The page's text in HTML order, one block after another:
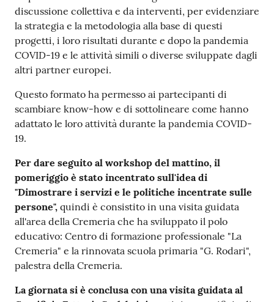
discussione collettiva e da interventi, per evidenziare
la strategia e la metodologia alla base di questi
progetti, i loro risultati durante e dopo la pandemia
COVID-19 e le attività simili o diverse sviluppate dagli
altri partner europei.
Questo formato ha permesso ai partecipanti di
scambiare know-how e di sottolineare come hanno
adattato le loro attività durante la pandemia COVID-
19.
Per dare seguito al workshop del mattino, il
pomeriggio è stato incentrato sull'idea di
"Dimostrare i servizi e le politiche incentrate sulle
persone", quindi è consistito in una visita guidata
all'area della Cremeria che ha sviluppato il polo
educativo: Centro di formazione professionale "La
Cremeria" e la rinnovata scuola primaria "G. Rodari",
palestra della Cremeria.
La giornata si è conclusa con una visita guidata al